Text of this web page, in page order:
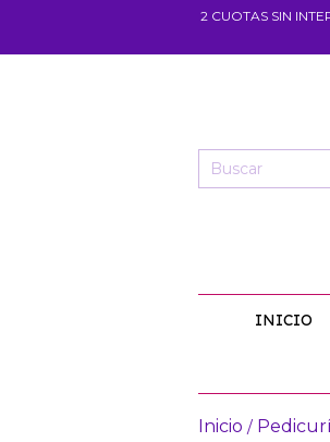
2 CUOTAS SIN
INICIO
Inicio /